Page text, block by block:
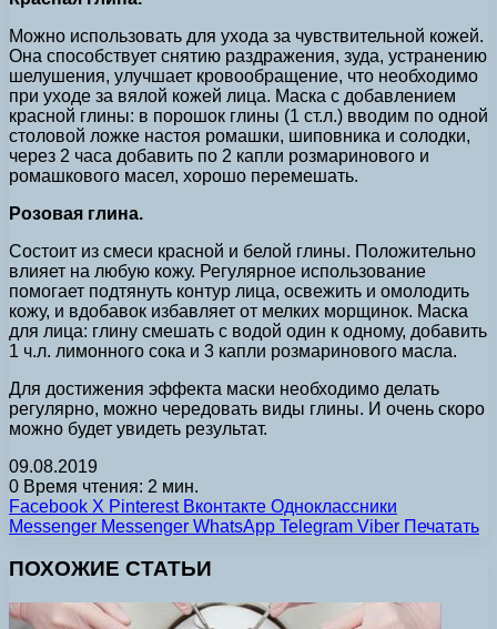
Можно использовать для ухода за чувствительной кожей.
Она способствует снятию раздражения, зуда, устранению
шелушения, улучшает кровообращение, что необходимо
при уходе за вялой кожей лица. Маска с добавлением
красной глины: в порошок глины (1 ст.л.) вводим по одной
столовой ложке настоя ромашки, шиповника и солодки,
через 2 часа добавить по 2 капли розмаринового и
ромашкового масел, хорошо перемешать.
Розовая глина.
Состоит из смеси красной и белой глины. Положительно
влияет на любую кожу. Регулярное использование
помогает подтянуть контур лица, освежить и омолодить
кожу, и вдобавок избавляет от мелких морщинок. Маска
для лица: глину смешать с водой один к одному, добавить
1 ч.л. лимонного сока и 3 капли розмаринового масла.
Для достижения эффекта маски необходимо делать
регулярно, можно чередовать виды глины. И очень скоро
можно будет увидеть результат.
09.08.2019
0 Время чтения: 2 мин.
Facebook X Pinterest Вконтакте Одноклассники
Messenger Messenger WhatsApp Telegram Viber Печатать
ПОХОЖИЕ СТАТЬИ